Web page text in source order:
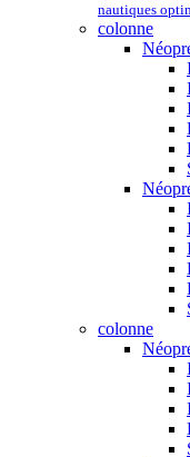
nautiques
colonne
colonne